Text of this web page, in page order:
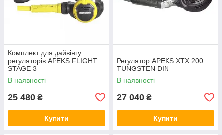
Комплект для дайвінгу
регуляторів APEKS FLIGHT
STAGE 3
В наявності
25 480 ₴
Купити
Регулятор APEKS XTX 200
TUNGSTEN DIN
В наявності
27 040 ₴
Купити